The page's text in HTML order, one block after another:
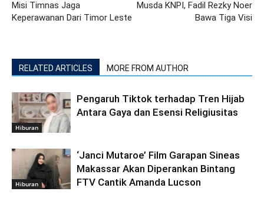
Misi Timnas Jaga
Keperawanan Dari Timor Leste
Musda KNPI, Fadil Rezky Noer
Bawa Tiga Visi
RELATED ARTICLES MORE FROM AUTHOR
Hiburan
Pengaruh Tiktok terhadap Tren Hijab
Antara Gaya dan Esensi Religiusitas
Hiburan
‘Janci Mutaroe’ Film Garapan Sineas
Makassar Akan Diperankan Bintang
FTV Cantik Amanda Lucson